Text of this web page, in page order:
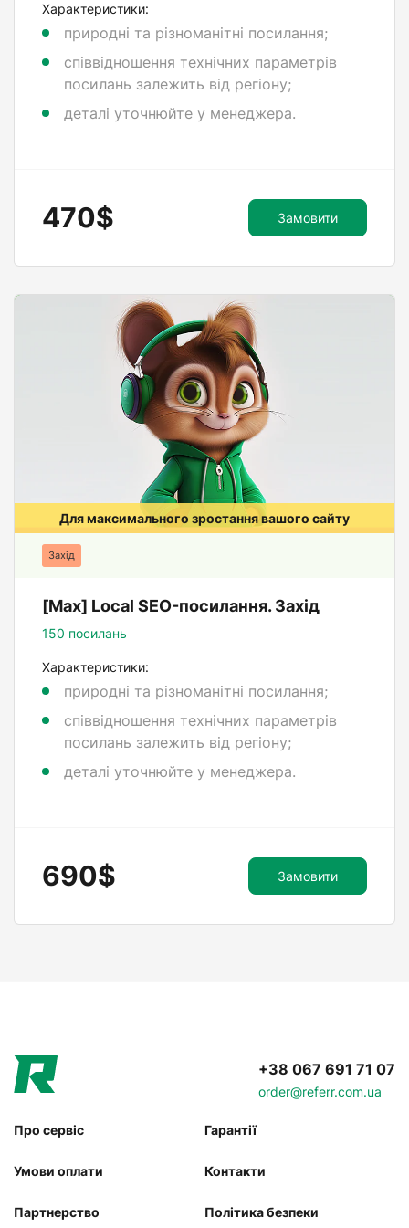
Характеристики:
природні та різноманітні посилання;
співвідношення технічних параметрів
посилань залежить від регіону;
деталі уточнюйте у менеджера.
470$ Замовити
Для максимального зростання вашого сайту
Захід
[Max] Local SEO-посилання. Захід
150 посилань
Характеристики:
природні та різноманітні посилання;
співвідношення технічних параметрів
посилань залежить від регіону;
деталі уточнюйте у менеджера.
690$ Замовити
+38 067 691 71 07
order@referr.com.ua
Про сервіс Гарантії
Умови оплати Контакти
Партнерство Політика безпеки